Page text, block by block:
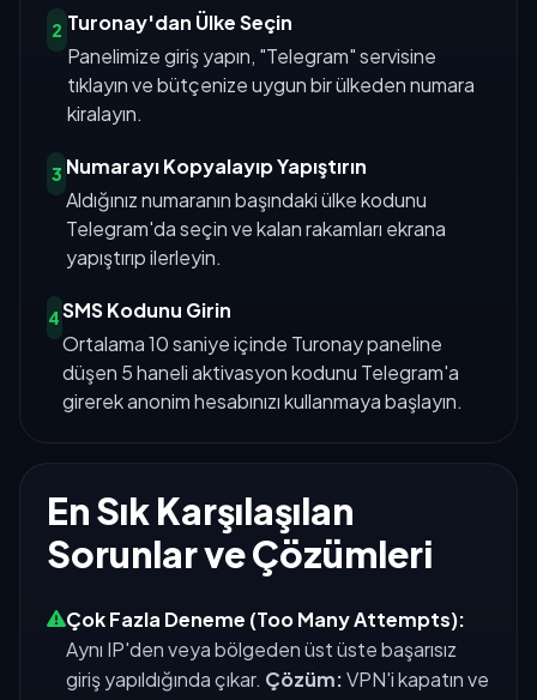
2 Turonay'dan Ülke Seçin
Panelimize giriş yapın, "Telegram" servisine
tıklayın ve bütçenize uygun bir ülkeden numara
kiralayın.
3 Numarayı Kopyalayıp Yapıştırın
Aldığınız numaranın başındaki ülke kodunu
Telegram'da seçin ve kalan rakamları ekrana
yapıştırıp ilerleyin.
4SMS Kodunu Girin
Ortalama 10 saniye içinde Turonay paneline
düşen 5 haneli aktivasyon kodunu Telegram'a
girerek anonim hesabınızı kullanmaya başlayın.
En Sık Karşılaşılan
Sorunlar ve Çözümleri
Çok Fazla Deneme (Too Many Attempts):
Aynı IP'den veya bölgeden üst üste başarısız
giriş yapıldığında çıkar. Çözüm:VPN'i kapatın ve